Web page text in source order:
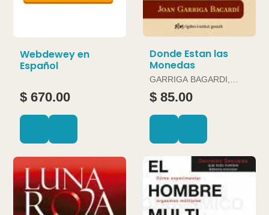
Webdewey en
Español
$ 670.00
Donde Estan las
Monedas
GARRIGA BAGARDI,
JOAN
$ 85.00